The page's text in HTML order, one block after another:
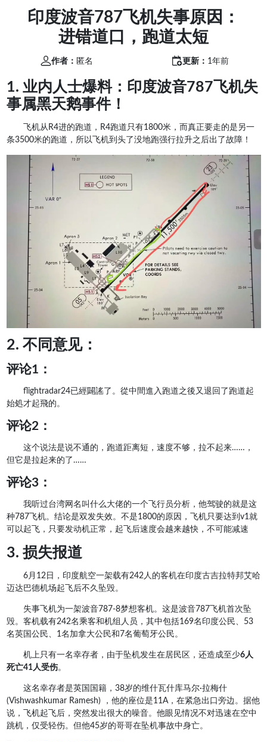
印度波音787飞机失事原因：
进错道口，跑道太短
作者： 匿名 更新： 1年前
1. 业内人士爆料：印度波音787飞机失
事属黑天鹅事件！
飞机从R4进的跑道，R4跑道只有1800米，而真正要走的是另一
条3500米的跑道，所以飞机到头了没地跑强行拉升之后出了故障！
2. 不同意见：
评论1：
flightradar24已經闢謠了。從中間進入跑道之後又退回了跑道起
始処才起飛的。
评论2：
这个说法是说不通的，跑道距离短，速度不够，拉不起来……，
但它是拉起来的了……
评论3：
我听过台湾网名叫什么大佬的一个飞行员分析，他驾驶的就是这
种787飞机。结论是双发失效。不是1800的原因，飞机只要达到v1就
可以起飞，只要发动机正常，起飞后速度会越来越快，不可能减速
3. 损失报道
6月12日，印度航空一架载有242人的客机在印度古吉拉特邦艾哈
迈达巴德机场起飞后不久坠毁。
失事飞机为一架波音787-8梦想客机。这是波音787飞机首次坠
毁。客机载有242名乘客和机组人员，其中包括169名印度公民、53
名英国公民、1名加拿大公民和7名葡萄牙公民。
机上只有一名幸存者，由于坠机发生在居民区，还造成至少6人
死亡41人受伤。
这名幸存者是英国国籍，38岁的维什瓦什库马尔·拉梅什
(Vishwashkumar Ramesh) ，他的座位是11A，在紧急出口旁边。据他
说，飞机起飞后，突然发出很大的噪音。他眼见情况不对迅速在空中
跳机，仅受轻伤。但他45岁的哥哥在坠机事故中身亡。